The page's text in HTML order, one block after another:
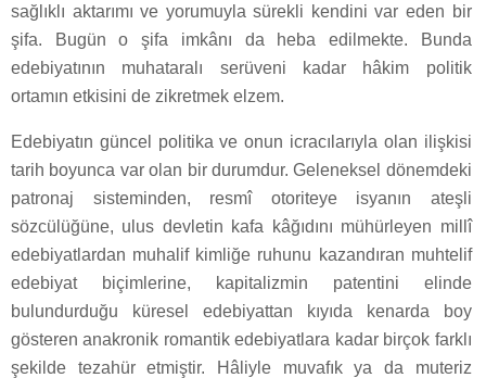
sağlıklı aktarımı ve yorumuyla sürekli kendini var eden bir
şifa. Bugün o şifa imkânı da heba edilmekte. Bunda
edebiyatının muhataralı serüveni kadar hâkim politik
ortamın etkisini de zikretmek elzem.
Edebiyatın güncel politika ve onun icracılarıyla olan ilişkisi
tarih boyunca var olan bir durumdur. Geleneksel dönemdeki
patronaj sisteminden, resmî otoriteye isyanın ateşli
sözcülüğüne, ulus devletin kafa kâğıdını mühürleyen millî
edebiyatlardan muhalif kimliğe ruhunu kazandıran muhtelif
edebiyat biçimlerine, kapitalizmin patentini elinde
bulundurduğu küresel edebiyattan kıyıda kenarda boy
gösteren anakronik romantik edebiyatlara kadar birçok farklı
şekilde tezahür etmiştir. Hâliyle muvafık ya da muteriz